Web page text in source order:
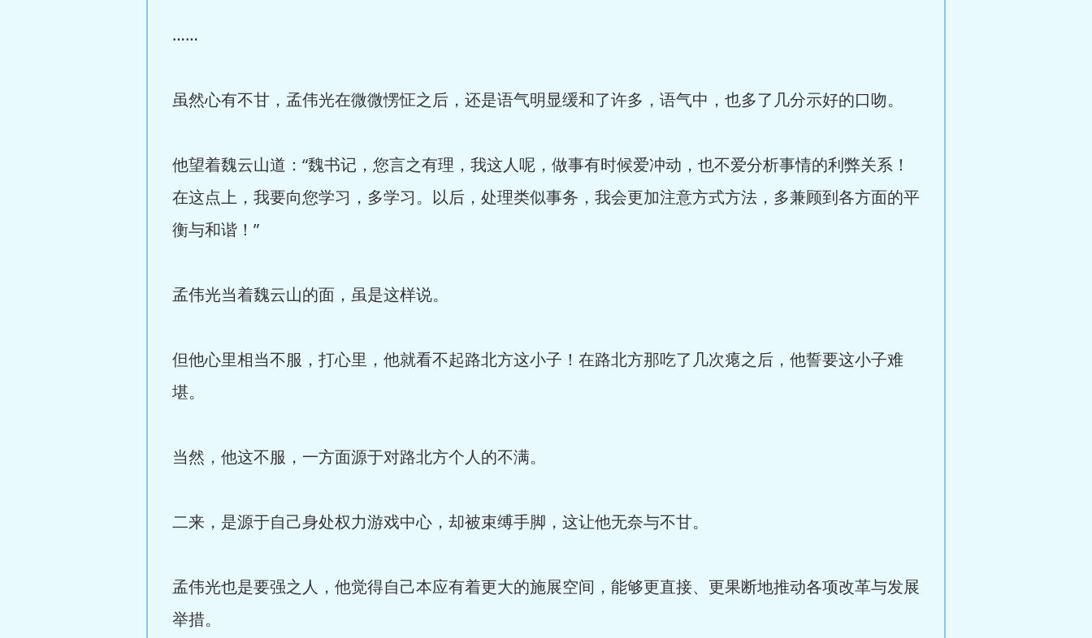
……
虽然心有不甘，孟伟光在微微愣怔之后，还是语气明显缓和了许多，语气中，也多了几分示好的口吻。
他望着魏云山道：“魏书记，您言之有理，我这人呢，做事有时候爱冲动，也不爱分析事情的利弊关系！
在这点上，我要向您学习，多学习。以后，处理类似事务，我会更加注意方式方法，多兼顾到各方面的平
衡与和谐！”
孟伟光当着魏云山的面，虽是这样说。
但他心里相当不服，打心里，他就看不起路北方这小子！在路北方那吃了几次瘪之后，他誓要这小子难
堪。
当然，他这不服，一方面源于对路北方个人的不满。
二来，是源于自己身处权力游戏中心，却被束缚手脚，这让他无奈与不甘。
孟伟光也是要强之人，他觉得自己本应有着更大的施展空间，能够更直接、更果断地推动各项改革与发展
举措。